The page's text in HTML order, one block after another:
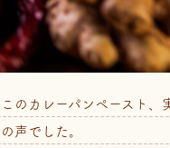
このカレーパンペースト、
の声でした。